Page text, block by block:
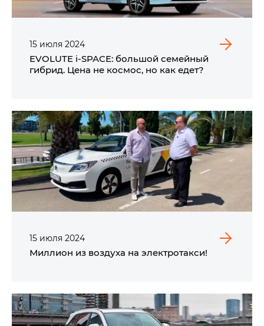
15 июля 2024
EVOLUTE i‑SPACE: большой семейный
гибрид. Цена не космос, но как едет?
15 июля 2024
Миллион из воздуха на электротакси!